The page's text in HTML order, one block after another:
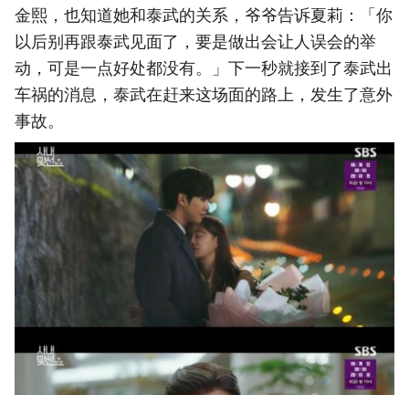
金熙，也知道她和泰武的关系，爷爷告诉夏莉：「你
以后别再跟泰武见面了，要是做出会让人误会的举
动，可是一点好处都没有。」下一秒就接到了泰武出
车祸的消息，泰武在赶来这场面的路上，发生了意外
事故。